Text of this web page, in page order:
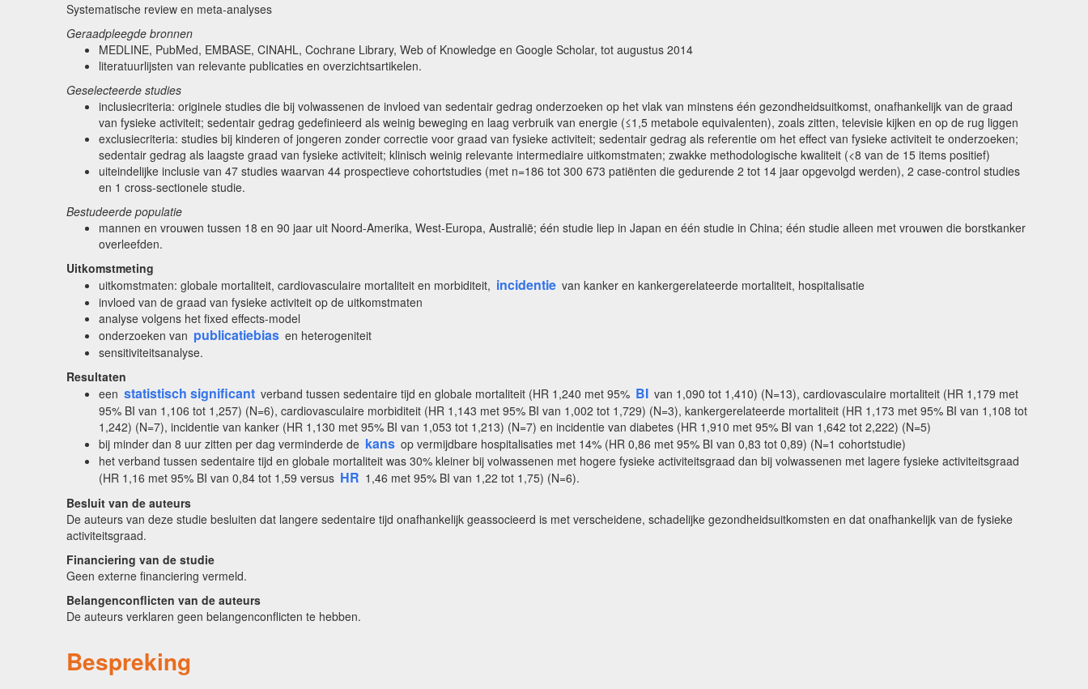
Systematische review en meta-analyses
Geraadpleegde bronnen
MEDLINE, PubMed, EMBASE, CINAHL, Cochrane Library, Web of Knowledge en Google Scholar, tot augustus 2014
literatuurlijsten van relevante publicaties en overzichtsartikelen.
Geselecteerde studies
inclusiecriteria: originele studies die bij volwassenen de invloed van sedentair gedrag onderzoeken op het vlak van minstens één gezondheidsuitkomst, onafhankelijk van de graad
van fysieke activiteit; sedentair gedrag gedefinieerd als weinig beweging en laag verbruik van energie (≤1,5 metabole equivalenten), zoals zitten, televisie kijken en op de rug liggen
exclusiecriteria: studies bij kinderen of jongeren zonder correctie voor graad van fysieke activiteit; sedentair gedrag als referentie om het effect van fysieke activiteit te onderzoeken;
sedentair gedrag als laagste graad van fysieke activiteit; klinisch weinig relevante intermediaire uitkomstmaten; zwakke methodologische kwaliteit (<8 van de 15 items positief)
uiteindelijke inclusie van 47 studies waarvan 44 prospectieve cohortstudies (met n=186 tot 300 673 patiënten die gedurende 2 tot 14 jaar opgevolgd werden), 2 case-control studies
en 1 cross-sectionele studie.
Bestudeerde populatie
mannen en vrouwen tussen 18 en 90 jaar uit Noord-Amerika, West-Europa, Australië; één studie liep in Japan en één studie in China; één studie alleen met vrouwen die borstkanker
overleefden.
Uitkomstmeting
uitkomstmaten: globale mortaliteit, cardiovasculaire mortaliteit en morbiditeit, incidentie van kanker en kankergerelateerde mortaliteit, hospitalisatie
invloed van de graad van fysieke activiteit op de uitkomstmaten
analyse volgens het fixed effects-model
onderzoeken van publicatiebias en heterogeniteit
sensitiviteitsanalyse.
Resultaten
een statistisch significant verband tussen sedentaire tijd en globale mortaliteit (HR 1,240 met 95% BI van 1,090 tot 1,410) (N=13), cardiovasculaire mortaliteit (HR 1,179 met
95% BI van 1,106 tot 1,257) (N=6), cardiovasculaire morbiditeit (HR 1,143 met 95% BI van 1,002 tot 1,729) (N=3), kankergerelateerde mortaliteit (HR 1,173 met 95% BI van 1,108 tot
1,242) (N=7), incidentie van kanker (HR 1,130 met 95% BI van 1,053 tot 1,213) (N=7) en incidentie van diabetes (HR 1,910 met 95% BI van 1,642 tot 2,222) (N=5)
bij minder dan 8 uur zitten per dag verminderde de kans op vermijdbare hospitalisaties met 14% (HR 0,86 met 95% BI van 0,83 tot 0,89) (N=1 cohortstudie)
het verband tussen sedentaire tijd en globale mortaliteit was 30% kleiner bij volwassenen met hogere fysieke activiteitsgraad dan bij volwassenen met lagere fysieke activiteitsgraad
(HR 1,16 met 95% BI van 0,84 tot 1,59 versus HR 1,46 met 95% BI van 1,22 tot 1,75) (N=6).
Besluit van de auteurs
De auteurs van deze studie besluiten dat langere sedentaire tijd onafhankelijk geassocieerd is met verscheidene, schadelijke gezondheidsuitkomsten en dat onafhankelijk van de fysieke
activiteitsgraad.
Financiering van de studie
Geen externe financiering vermeld.
Belangenconflicten van de auteurs
De auteurs verklaren geen belangenconflicten te hebben.
Bespreking